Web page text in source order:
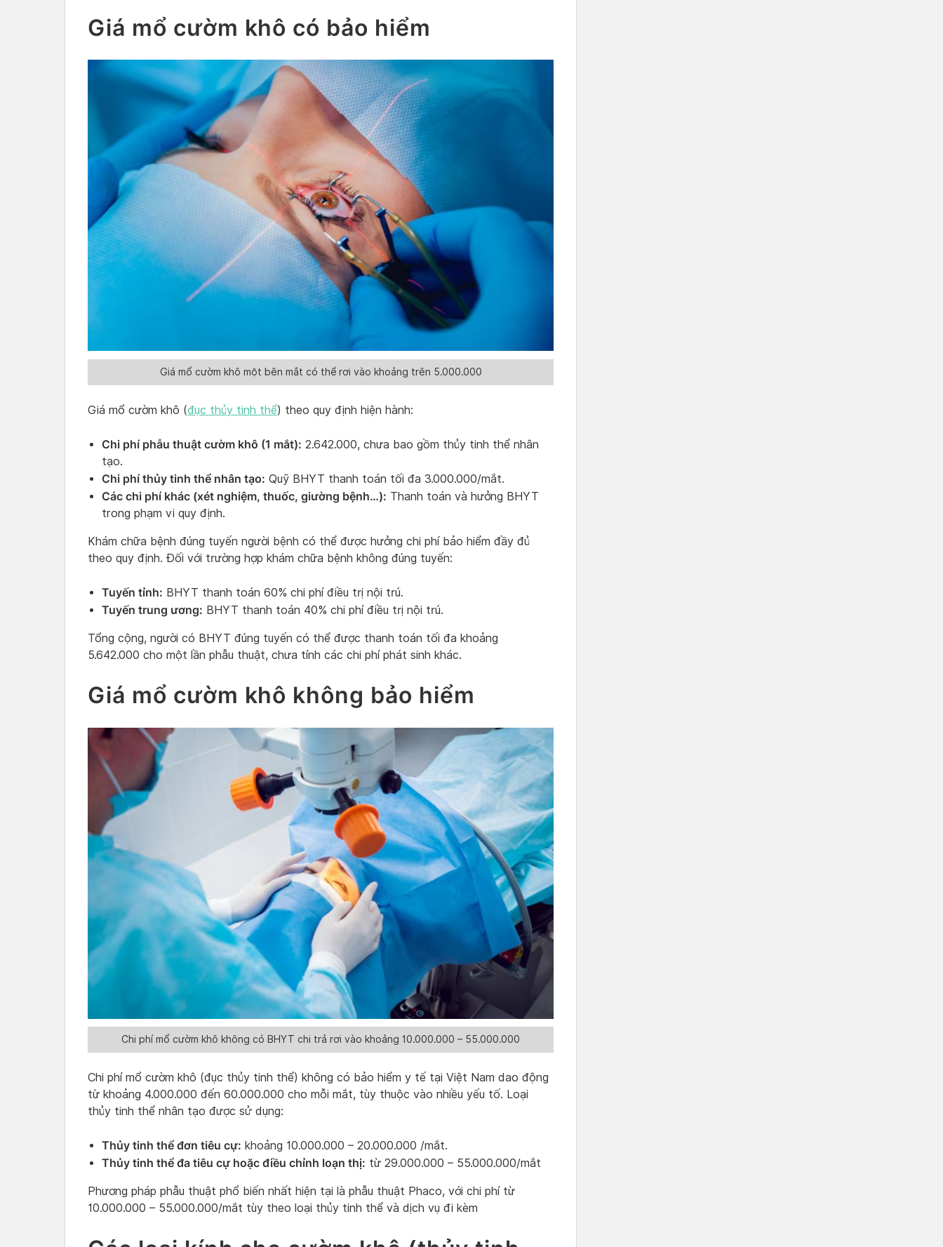
Giá mổ cườm khô có bảo hiểm
Giá mổ cườm khô một bên mắt có thể rơi vào khoảng trên 5.000.000
Giá mổ cườm khô (đục thủy tinh thể) theo quy định hiện hành:
Chi phí phẫu thuật cườm khô (1 mắt): 2.642.000, chưa bao gồm thủy tinh thể nhân
tạo.
Chi phí thủy tinh thể nhân tạo: Quỹ BHYT thanh toán tối đa 3.000.000/mắt.
Các chi phí khác (xét nghiệm, thuốc, giường bệnh…): Thanh toán và hưởng BHYT
trong phạm vi quy định.
Khám chữa bệnh đúng tuyến người bệnh có thể được hưởng chi phí bảo hiểm đầy đủ
theo quy định. Đối với trường hợp khám chữa bệnh không đúng tuyến:
Tuyến tỉnh: BHYT thanh toán 60% chi phí điều trị nội trú.
Tuyến trung ương: BHYT thanh toán 40% chi phí điều trị nội trú.
Tổng cộng, người có BHYT đúng tuyến có thể được thanh toán tối đa khoảng
5.642.000 cho một lần phẫu thuật, chưa tính các chi phí phát sinh khác.
Giá mổ cườm khô không bảo hiểm
Chi phí mổ cườm khô không có BHYT chi trả rơi vào khoảng 10.000.000 – 55.000.000
​Chi phí mổ cườm khô (đục thủy tinh thể) không có bảo hiểm y tế tại Việt Nam dao động
từ khoảng 4.000.000 đến 60.000.000 cho mỗi mắt, tùy thuộc vào nhiều yếu tố. Loại
thủy tinh thể nhân tạo được sử dụng:​
Thủy tinh thể đơn tiêu cự: khoảng 10.000.000 – 20.000.000 /mắt.​
Thủy tinh thể đa tiêu cự hoặc điều chỉnh loạn thị: từ 29.000.000 – 55.000.000/mắt
Phương pháp phẫu thuật phổ biến nhất hiện tại là phẫu thuật Phaco, với chi phí từ
10.000.000 – 55.000.000/mắt tùy theo loại thủy tinh thể và dịch vụ đi kèm